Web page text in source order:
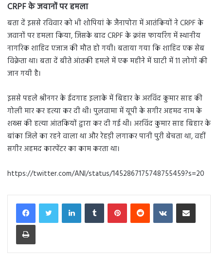
CRPF के जवानों पर हमला
बता दें इससे रविवार को भी शोपियां के जैनापोरा में आतंकियों ने CRPF के
जवानों पर हमला किया, जिसके बाद CRPF के क्रांस फायरिंग में स्थानीय
नागरिक शाहिद एजाज की मौत हो गयी। बताया गया कि शाहिद एक सेब
विक्रेता था। बता दें बीते आंतकी हमले में एक महीने में घाटी में 11 लोगों की
जान गयी है।
इससे पहले श्रीनगर के ईदगाह इलाके में बिहार के अरविंद कुमार साह की
गोली मार कर हत्या कर दी थी। पुलवामा में यूपी के सगीर अहमद नाम के
शख्स की हत्या आंतकियों द्वारा कर दी गई थी। अरविंद कुमार साह बिहार के
बांका जिले का रहने वाला था और रेहड़ी लगाकर पानी पुरी बेचता था, वहीं
सगीर अहमद कारपेंटर का काम करता था।
https://twitter.com/ANI/status/1452867175748755459?s=20
LinkedInTumblr PinterestReddit VKontakteShare via Email
Print